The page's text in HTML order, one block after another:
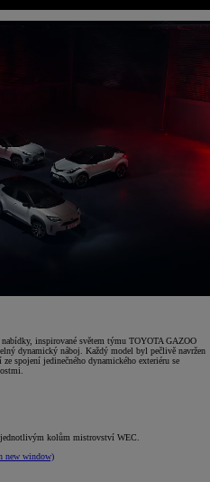
inspirované světem týmu TOYOTA GAZOO
dynamický náboj. Každý model byl pečlivě navržen
spojení jedinečného dynamického exteriéru se
kolům mistrovství WEC.
new window)